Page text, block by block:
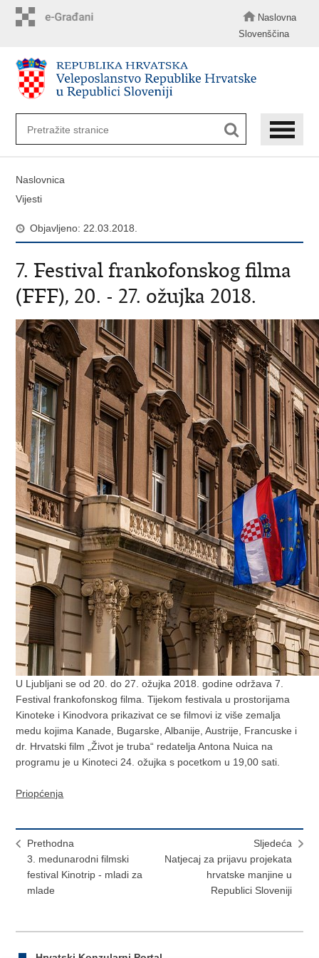
Naslovna
Slovenščina
Naslovnica
Vijesti
Objavljeno: 22.03.2018.
7. Festival frankofonskog filma
(FFF), 20. - 27. ožujka 2018.
U Ljubljani se od 20. do 27. ožujka 2018. godine održava 7.
Festival frankofonskog filma. Tijekom festivala u prostorijama
Kinoteke i Kinodvora prikazivat ce se filmovi iz više zemalja
medu kojima Kanade, Bugarske, Albanije, Austrije, Francuske i
dr. Hrvatski film „Život je truba“ redatelja Antona Nuica na
programu je u Kinoteci 24. ožujka s pocetkom u 19,00 sati.
Priopćenja
Prethodna
3. medunarodni filmski
festival Kinotrip - mladi za
mlade
Sljedeća
Natjecaj za prijavu projekata
hrvatske manjine u
Republici Sloveniji